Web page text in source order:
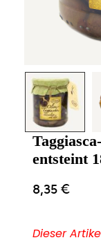
entsteint
8,35€
Dieser